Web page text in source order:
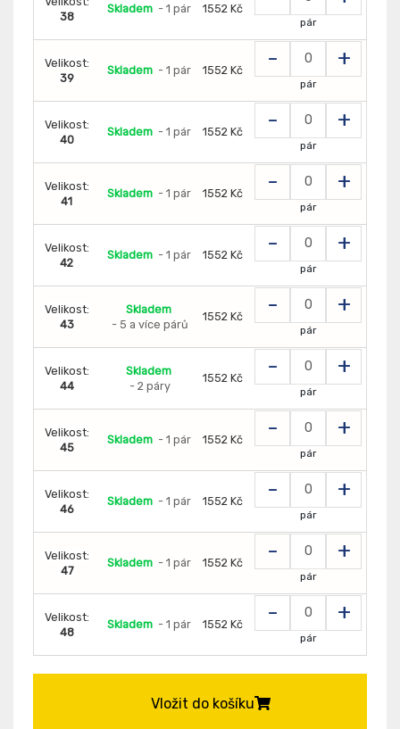
38
Skladem - 1 pár 1552 Kč
pár
Velikost:
39
Skladem - 1 pár 1552 Kč - +
pár
Velikost:
40
Skladem - 1 pár 1552 Kč - +
pár
Velikost:
41
Skladem - 1 pár 1552 Kč - +
pár
Velikost:
42
Skladem - 1 pár 1552 Kč - +
pár
Velikost:
43
Skladem
- 5 a více párů
1552 Kč - +
pár
Velikost:
44
Skladem
- 2 páry
1552 Kč - +
pár
Velikost:
45
Skladem - 1 pár 1552 Kč - +
pár
Velikost:
46
Skladem - 1 pár 1552 Kč - +
pár
Velikost:
47
Skladem - 1 pár 1552 Kč - +
pár
Velikost:
48
Skladem - 1 pár 1552 Kč - +
pár
Vložit do košíku